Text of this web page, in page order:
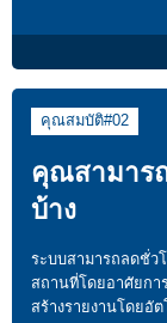
คุณสมบัติ#02
คุณสามารถ
บ้าง
ระบบสามารถลดชั่ว
สถานที่โดยอาศัยกา
สร้างรายงานโดยอั